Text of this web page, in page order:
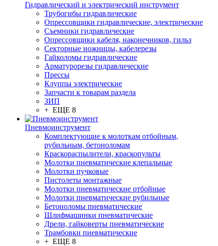
Гидравлический и электрический инструмент
Трубогибы гидравлические
Опрессовщики гидравлические, электрические
Съемники гидравлические
Опрессовщики кабеля, наконечников, гильз
Секторные ножницы, кабелерезы
Гайколомы гидравлические
Арматурорезы гидравлические
Прессы
Клуппы электрические
Запчасти к товарам раздела
ЗИП
+ ЕЩЕ 8
Пневмоинструмент
Комплектующие к молоткам отбойным,
рубильным, бетоноломам
Краскораспылители, краскопульты
Молотки пневматические клепальные
Молотки пучковые
Пистолеты монтажные
Молотки пневматические отбойные
Молотки пневматические рубильные
Бетоноломы пневматические
Шлифмашинки пневматические
Дрели, гайковерты пневматические
Трамбовки пневматические
+ ЕЩЕ 8